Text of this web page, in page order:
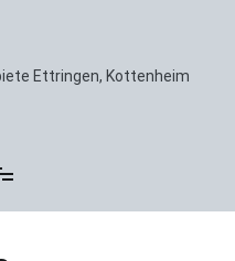
Ettringen, Kottenheim